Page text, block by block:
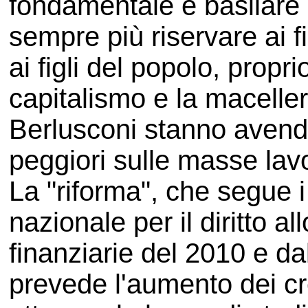
sempre più riservare ai
ai figli del popolo,
capitalismo e la
Berlusconi stanno
peggiori sulle masse
La "riforma", che segue
nazionale per il diritto
finanziarie del 2010 e
prevede l'aumento dei